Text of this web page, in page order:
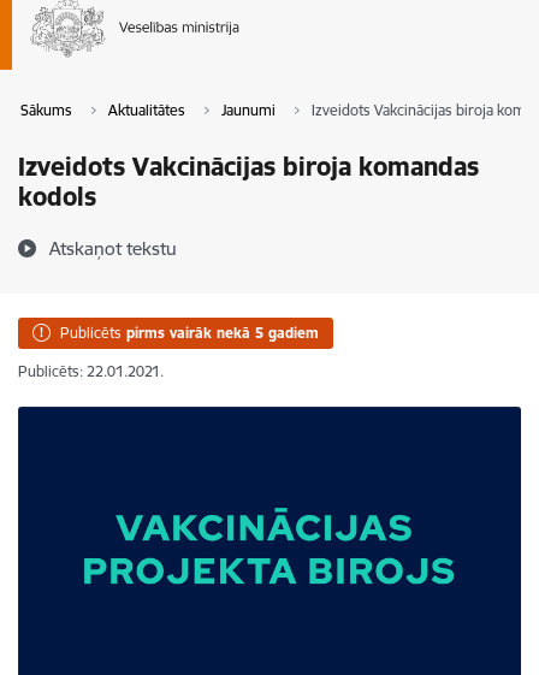
Sākums Aktualitātes Jaunumi Izveidots Vakcinācijas biroja
Izveidots Vakcinācijas biroja komandas
kodols
Atskaņot tekstu
Publicēts pirms vairāk nekā 5 gadiem
Publicēts: 22.01.2021.